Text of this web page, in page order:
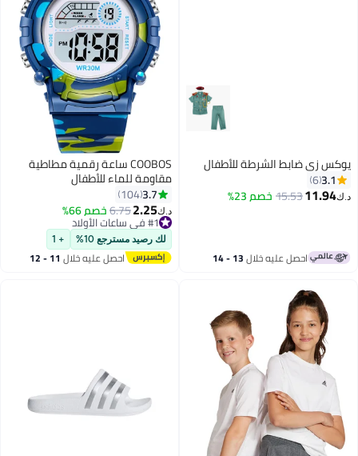
يوكس زي ضابط الشرطة للأطفال
3.1
6
د.ك‏11.94
15.53خصم 23%
احصل عليه خلال 13 - 14
COOBOS ساعة رقمية مطاطية
مقاومة للماء للأطفال
3.7
104
د.ك‏2.25
6.75خصم 66%
#1 في ساعات الأولاد
#1 في ساعات الأولاد
لك رصيد مسترجع 10%
احصل عليه خلال 11 - 12